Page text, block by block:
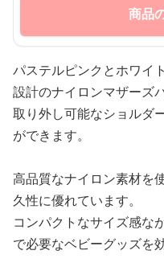
商品
パステルピンクとホワイ
設計のナイロンマザーズ
取り外し可能なショルダ
ができます。
高品質なナイロン素材を
久性に優れています。
コンパクトなサイズ感な
で必要なベビーグッズを